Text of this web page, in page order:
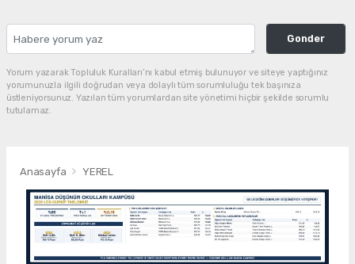
Gonder
Yorum yazarak Topluluk Kuralları’nı kabul etmiş bulunuyor ve siteye yaptığınız
yorumunuzla ilgili doğrudan veya dolaylı tüm sorumluluğu tek başınıza
üstleniyorsunuz. Yazılan tüm yorumlardan site yönetimi hiçbir şekilde sorumlu
tutulamaz.
Anasayfa YEREL